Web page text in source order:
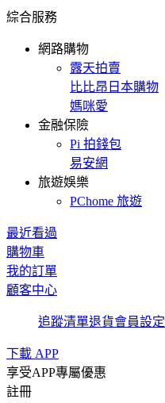
綜合服務
網路購物
露天拍賣
比比昂日本購物
媽咪愛
金融保險
Pi 拍錢包
易安網
旅遊娛樂
PChome 旅遊
最近看過
購物車
我的訂單
顧客中心
追蹤清單退貨會員設定
下載 APP
享受APP專屬優惠
註冊